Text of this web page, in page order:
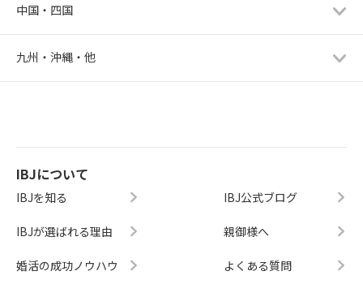
中国・四国
九州・沖縄・他
IBJについて
IBJを知る
IBJが選ばれる理由
婚活の成功ノウハウ
IBJ公式ブログ
親御様へ
よくある質問